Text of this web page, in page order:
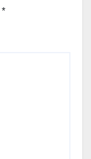
*